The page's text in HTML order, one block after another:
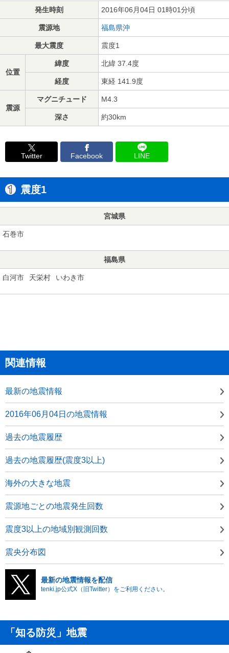
発生時刻 2016年06月04日 01時01分頃
震源地 福島県沖
最大震度 震度1
位置
緯度 北緯 37.4度
経度 東経 141.9度
震源
マグニチュード M4.3
深さ 約30km
Twitter Facebook LINE
震度1
宮城県
石巻市
福島県
白河市 天栄村 いわき市
関連情報
最新の地震情報
2016年06月04日の地震情報
過去の地震履歴
過去の地震履歴(震度3以上)
海外の大きな地震
震源地ごとの地震発生回数
震度3以上の地域別観測回数
震央分布図
最新の地震情報を配信
tenki.jp公式X（旧Twitter）をご利用ください。
「知る防災」地震